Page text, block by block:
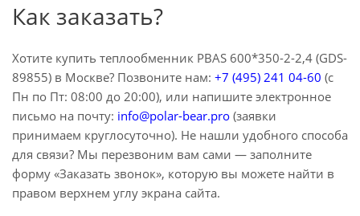
Как заказать?
Хотите купить теплообменник PBAS 600*350-2-2,4 (GDS-
89855) в Москве? Позвоните нам: +7 (495) 241 04-60 (с
Пн по Пт: 08:00 до 20:00), или напишите электронное
письмо на почту: info@polar-bear.pro (заявки
принимаем круглосуточно). Не нашли удобного способа
для связи? Мы перезвоним вам сами — заполните
форму «Заказать звонок», которую вы можете найти в
правом верхнем углу экрана сайта.